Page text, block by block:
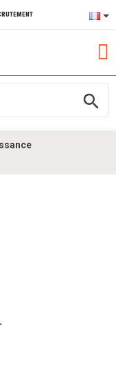
search